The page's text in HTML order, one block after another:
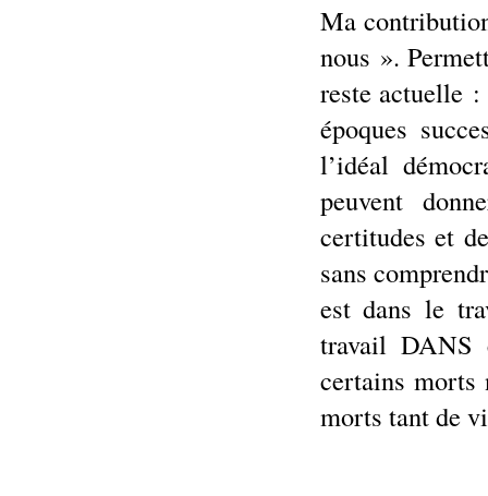
Ma
nous ».
reste actuelle :
époques
l’idéal
peuvent
certitudes et
sans
est dans le
travail
certains morts
morts tant de